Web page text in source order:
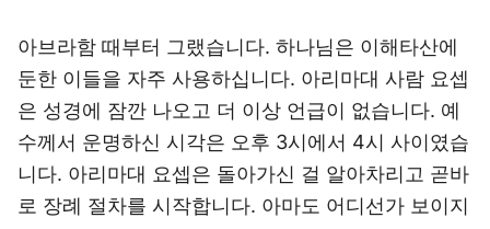
아브라함 때부터 그랬습니다. 하나님은 이해타산에
둔한 이들을 자주 사용하십니다. 아리마대 사람 요셉
은 성경에 잠깐 나오고 더 이상 언급이 없습니다. 예
수께서 운명하신 시각은 오후 3시에서 4시 사이였습
니다. 아리마대 요셉은 돌아가신 걸 알아차리고 곧바
로 장례 절차를 시작합니다. 아마도 어디선가 보이지